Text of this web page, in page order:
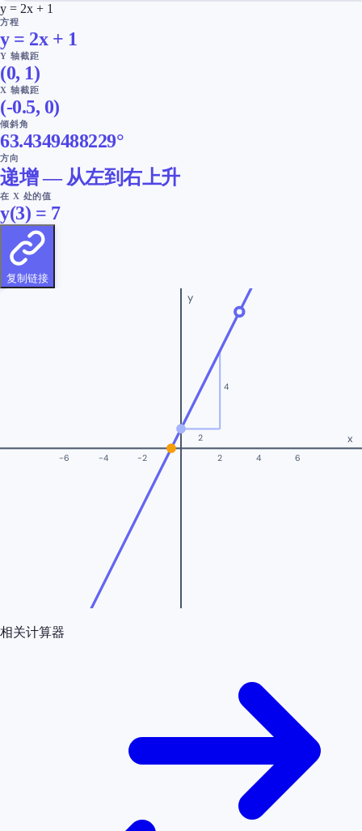
y = 2x + 1
方程
y = 2x + 1
Y 轴截距
(0, 1)
X 轴截距
(-0.5, 0)
倾斜角
63.4349488229°
方向
递增 — 从左到右上升
在 X 处的值
y(3) = 7
复制链接
x
y
2
-2 4
-4 6
-6
2
4
相关计算器